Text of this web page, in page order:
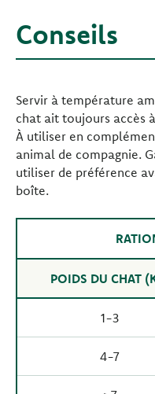
Conseils
Servir à température
chat ait toujours accès
À utiliser en
animal de compagnie.
utiliser de préférence
boîte.
POIDS DU CHAT
1-3
4-7